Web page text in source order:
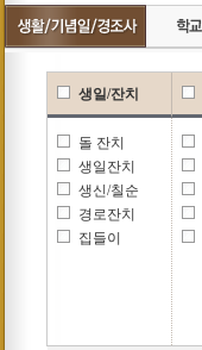
생일/잔치
돌 잔치
생일잔치
생신/칠순
경로잔치
집들이